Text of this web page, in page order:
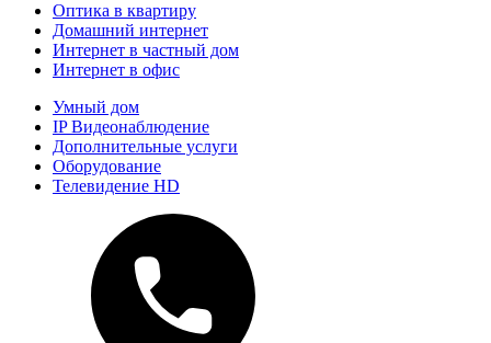
Оптика в квартиру
Домашний интернет
Интернет в частный дом
Интернет в офис
Умный дом
IP Видеонаблюдение
Дополнительные услуги
Оборудование
Телевидение HD